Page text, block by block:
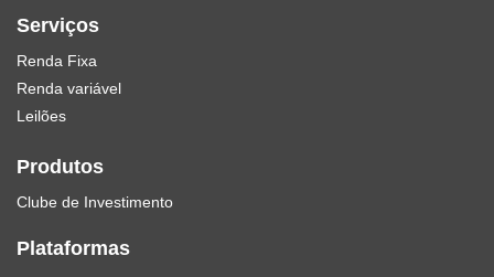
Serviços
Renda Fixa
Renda variável
Leilões
Produtos
Clube de Investimento
Plataformas